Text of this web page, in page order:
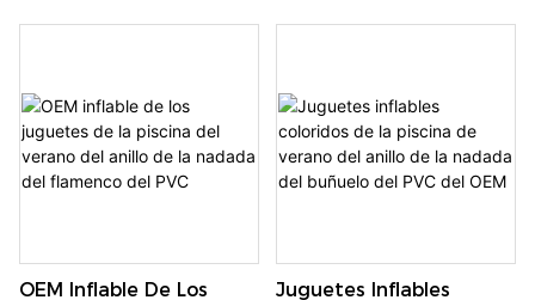
Transporte. Puedes Llevarlo
De Viaje O Donde Quieras Ir
Con Dos Boquillas De Aire
Reflujo De Aire Y Garantiza
Un Inflado Rápido En
Minutos. Cuando No Esté En
Rápidamente Y Esta Piscina
Inflable Ocupa Un Espacio
Una Hermosa Forma De
De Natación En Forma De
Corazón Es Adecuado Como
Divertido Juguete De Piscina
De Verano, Fiesta Del Día De
La Independencia.
OEM Inflable De Los
Juguetes Inflables